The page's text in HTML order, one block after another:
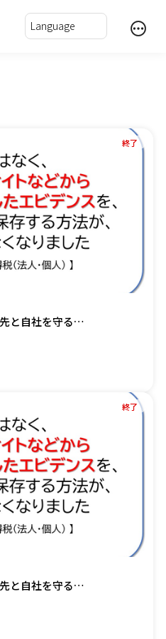
終了
【８月30日(火)開催】取引先と自社を守る税務対策 ～税制改正でエビデンスの保管方法が変わる～
終了
【７月28日(木)開催】取引先と自社を守る税務対策 ～税制改正でエビデンスの保管方法が変わる～